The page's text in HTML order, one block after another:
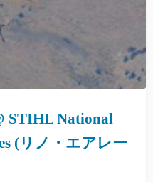
STIHL National
(リノ・エアレー